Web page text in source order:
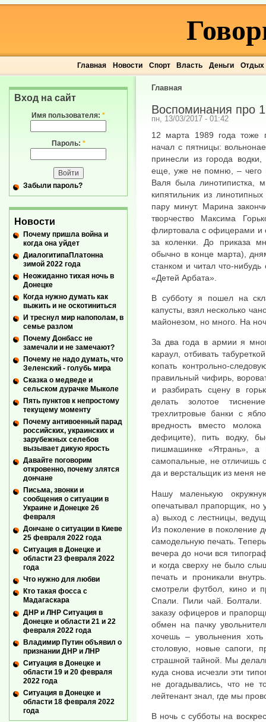
Главная Новости Спорт Власть Деньги Отдых
Главная
Воспоминания про
пн, 13/03/2017 - 01:42
12 марта 1989 года тоже
начал с пятницы:
принесли из города
еще, уже не помню, – чего
Валя была линотипистка,
кипятильник из
пару минут. Марина
творчество Максима
флиртовала с офицерами и
за коленки. До приказа
обычно в конце марта),
станком и читал что-
«Детей Арбата».
В субботу я пошел на
капусты, взял несколько
майонезом, но много. На
За два года в армии я
караул, отбивать
копать контрольно-
правильный чифирь,
и разбирать сцену в
делать золотое
трехлитровые банки с
вредность вместо
дефиците), пить водку,
пишмашинке «Ятрань», а
самопальные, не отличишь
да и верстальщик из меня
Нашу маленькую
опечатывал прапорщик, но
а) выход с лестницы,
Из поколение в поколение
самодельную печать.
вечера до ночи вся
и когда сверху не было
печать и проникали
смотрели футбол, кино и
Спали. Пили чай. Болтали.
заказу офицеров и
обмен на пачку
хочешь – увольнения
столовую, новые сапоги,
страшной тайной. Мы
куда снова исчезли эти
не догадывались, что не
лейтенант знал, где мы
В ночь с субботы на
Вход на сайт
Имя пользователя: *
Пароль: *
Забыли пароль?
Новости
Почему пришла война и
когда она уйдет
ДиалогитипаПлатонна
зимой 2022 года
Неожиданно тихая ночь в
Донецке
Когда нужно думать как
выжить и не оскотиниться
И треснул мир напополам, в
семье разлом
Почему Донбасс не
замечали и не замечают?
Почему не надо думать, что
Зеленский - голубь мира
Сказка о медведе и
сельском дурачке Мыколе
Пять пунктов к непростому
текущему моменту
Почему антивоенный парад
российских, украинских и
зарубежных селебов
вызывает дикую ярость
Давайте поговорим
откровенно, почему злятся
дончане
Письма, звонки и
сообщения о ситуации в
Украине и Донецке 26
февраля
Дончане о ситуации в Киеве
25 февраля 2022 года
Ситуация в Донецке и
области 23 февраля 2022
года
Что нужно для любви
Кто такая фосса с
Мадагаскара
ДНР и ЛНР Ситуация в
Донецке и области 21 и 22
февраля 2022 года
Владимир Путин объявил о
признании ДНР и ЛНР
Ситуация в Донецке и
области 19 и 20 февраля
2022 года
Ситуация в Донецке и
области 18 февраля 2022
года